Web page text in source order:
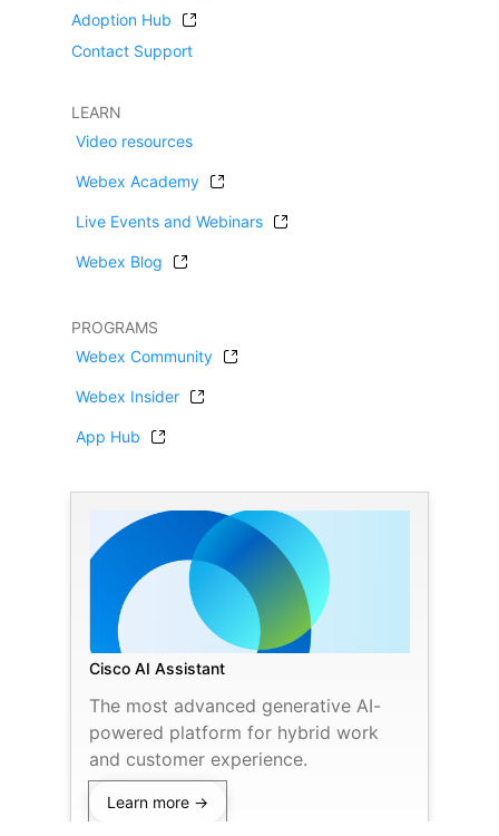
Adoption Hub
Contact Support
LEARN
Video resources
Webex Academy
Live Events and Webinars
Webex Blog
PROGRAMS
Webex Community
Webex Insider
App Hub
Cisco AI Assistant
The most advanced generative AI-
powered platform for hybrid work
and customer experience.
Learn more →